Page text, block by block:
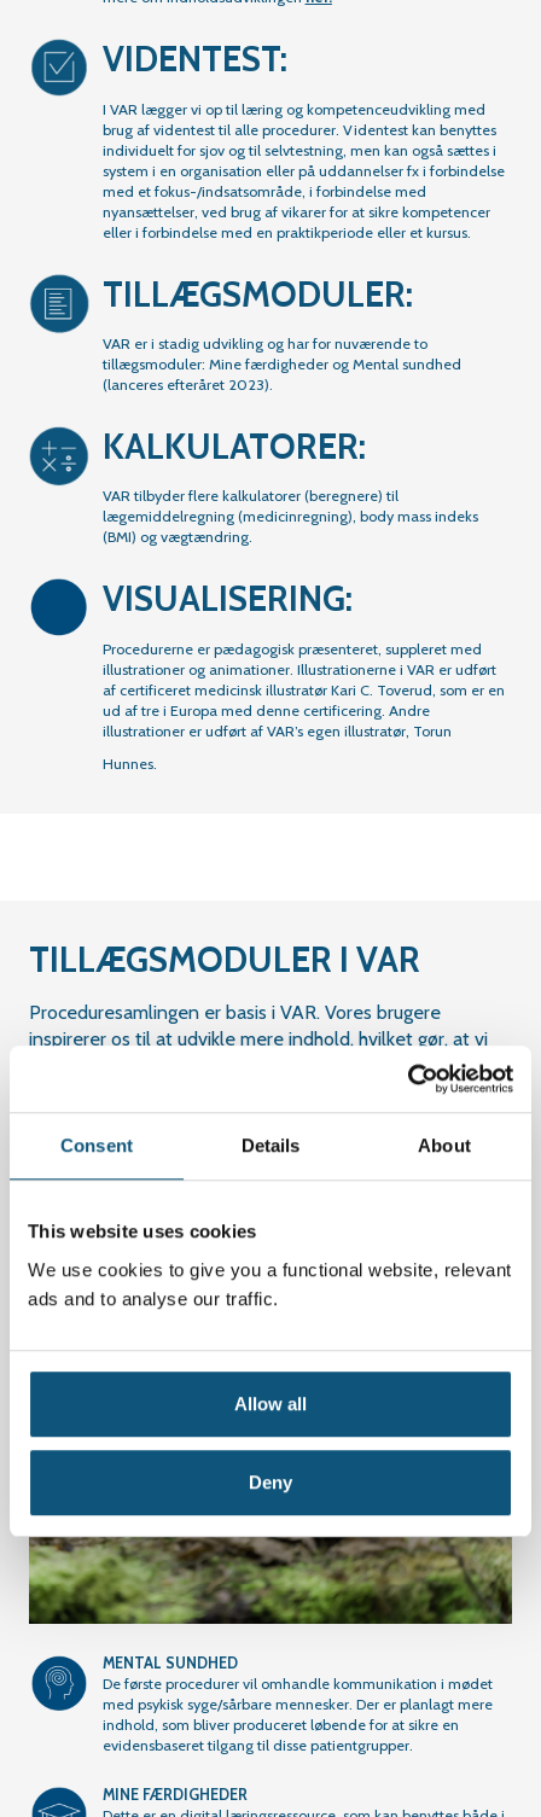
Consent Details About
This website uses cookies
We use cookies to give you a functional website, relevant
ads and to analyse our traffic.
Allow all
Deny
VIDENTEST:
I VAR lægger vi op til læring og kompetenceudvikling med
brug af videntest til alle procedurer. Videntest kan benyttes
individuelt for sjov og til selvtestning, men kan også sættes i
system i en organisation eller på uddannelser fx i forbindelse
med et fokus-/indsatsområde, i forbindelse med
nyansættelser, ved brug af vikarer for at sikre kompetencer
eller i forbindelse med en praktikperiode eller et kursus.
TILLÆGSMODULER:
VAR er i stadig udvikling og har for nuværende to
tillægsmoduler: Mine færdigheder og Mental sundhed
(lanceres efteråret 2023).
KALKULATORER:
VAR tilbyder flere kalkulatorer (beregnere) til
lægemiddelregning (medicinregning), body mass indeks
(BMI) og vægtændring.
VISUALISERING:
Procedurerne er pædagogisk præsenteret, suppleret med
illustrationer og animationer. Illustrationerne i VAR er udført
af certificeret medicinsk illustratør Kari C. Toverud, som er en
ud af tre i Europa med denne certificering. Andre
illustrationer er udført af VAR’s egen illustratør, Torun
Hunnes.
TILLÆGSMODULER I VAR
Proceduresamlingen er basis i VAR. Vores brugere
inspirerer os til at udvikle mere indhold, hvilket gør, at vi
har flere tillægsmoduler, som understøtter brugernes
MENTAL SUNDHED
De første procedurer vil omhandle kommunikation i mødet
med psykisk syge/sårbare mennesker. Der er planlagt mere
indhold, som bliver produceret løbende for at sikre en
evidensbaseret tilgang til disse patientgrupper.
MINE FÆRDIGHEDER